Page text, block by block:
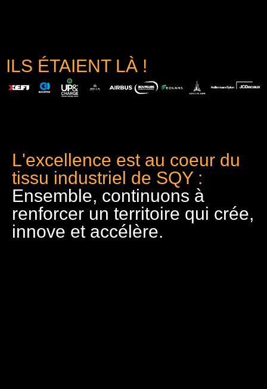
ILS ÉTAIENT LÀ !
L'excellence est au coeur du
tissu industriel de SQY :
Ensemble, continuons à
renforcer un territoire qui crée,
innove et accélère.